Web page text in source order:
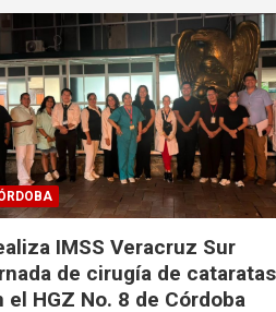
IMSS Veracruz Sur
informadas en Día
de la Planificación